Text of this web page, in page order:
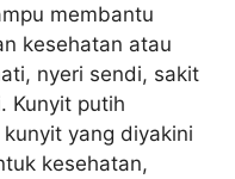
membantu
kesehatan atau
nyeri sendi, sakit
Kunyit putih
yang diyakini
kesehatan,